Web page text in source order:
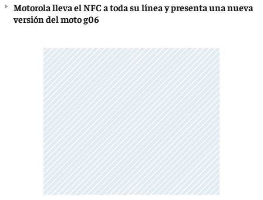
Motorola lleva el NFC a toda su línea y presenta una nueva
versión del moto g06